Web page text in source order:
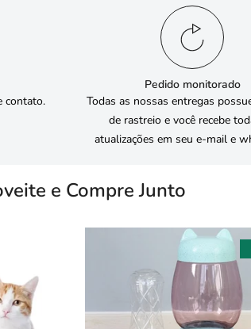
contato.
Pedido monitorado
Todas as nossas entregas
de rastreio e você recebe
atualizações em seu e-mail e
e Compre Junto